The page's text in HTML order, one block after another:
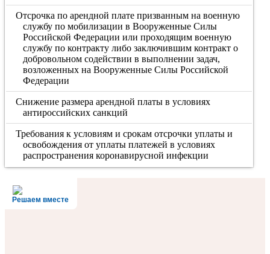
Отсрочка по арендной плате призванным на военную
службу по мобилизации в Вооруженные Силы
Российской Федерации или проходящим военную
службу по контракту либо заключившим контракт о
добровольном содействии в выполнении задач,
возложенных на Вооруженные Силы Российской
Федерации
Снижение размера арендной платы в условиях
антироссийских санкций
Требования к условиям и срокам отсрочки уплаты и
освобождения от уплаты платежей в условиях
распространения коронавирусной инфекции
Решаем вместе